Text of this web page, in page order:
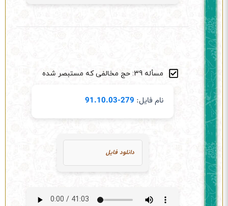
مسأله 39: حج مخالفی که مستبصر شده
نام فایل: 279-91.10.03
دانلود فایل